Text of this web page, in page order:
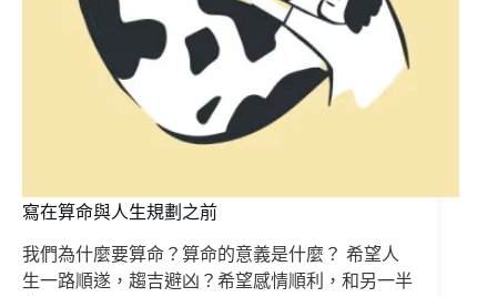
寫在算命與人生規劃之前
我們為什麼要算命？算命的意義是什麼？ 希望人
生一路順遂，趨吉避凶？希望感情順利，和另一半